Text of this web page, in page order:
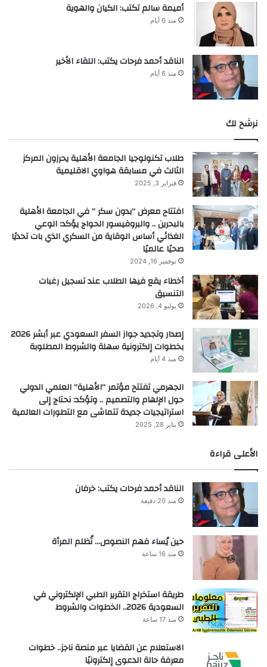
أميمة سالم تكتب: الكيان والهوية
منذ 6 أيام
الناقد أحمد فرحات يكتب: اللقاء الأخير
منذ 6 أيام
نرشح لك
طلاب تكنولوجيا الجامعة الأهلية يحرزون المركز
الثالث في مسابقة هواوي الاقليمية
فبراير 3, 2025
افتتاح معرض “بدون سكر ” في الجامعة الأهلية
بالبحرين .. والبروفيسور الحواج يؤكد: الوعي
الغذائي أساس الوقاية من السكري الذي بات تحديًا
صحيًا عالميًا
نوفمبر 16, 2024
أخطاء يقع فيها الطلاب عند تسجيل رغبات
التنسيق
يوليو 4, 2026
إصدار وتجديد جواز السفر السعودي عبر أبشر 2026
بخطوات إلكترونية سهلة والشروط المطلوبة
منذ 4 أيام
الجهرمي تفتتح مؤتمر “الأهلية” العلمي الدولي
حول الإلهام والتصميم .. وتؤكد: نحتاج إلى
استراتيجيات جديدة تتماشى مع التطورات العالمية
يناير 28, 2025
الأعلى قراءة
الناقد أحمد فرحات يكتب: خرفان
منذ 20 دقيقة
حين يُساء فهم النصوص… تُظلم المرأة
منذ 16 ساعة
طريقة استخراج التقرير الطبي الإلكتروني في
السعودية 2026.. الخطوات والشروط
منذ 17 ساعة
الاستعلام عن القضايا عبر منصة ناجز.. خطوات
معرفة حالة الدعوى إلكترونيًا